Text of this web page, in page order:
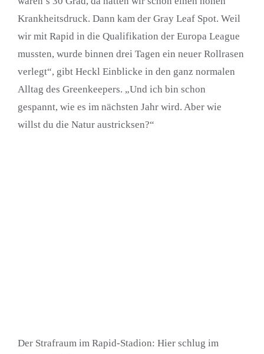
Krankheitsdruck. Dann kam der Gray Leaf Spot. Weil
wir mit Rapid in die Qualifikation der Europa League
mussten, wurde binnen drei Tagen ein neuer Rollrasen
verlegt“, gibt Heckl Einblicke in den ganz normalen
Alltag des Greenkeepers. „Und ich bin schon
gespannt, wie es im nächsten Jahr wird. Aber wie
willst du die Natur austricksen?“
Der Strafraum im Rapid-Stadion: Hier schlug im